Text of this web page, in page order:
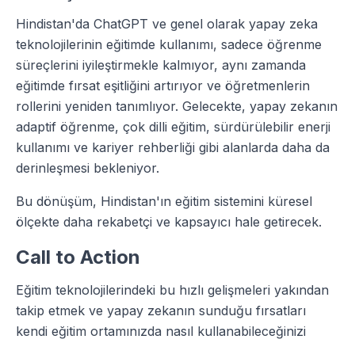
Hindistan'da ChatGPT ve genel olarak yapay zeka
teknolojilerinin eğitimde kullanımı, sadece öğrenme
süreçlerini iyileştirmekle kalmıyor, aynı zamanda
eğitimde fırsat eşitliğini artırıyor ve öğretmenlerin
rollerini yeniden tanımlıyor. Gelecekte, yapay zekanın
adaptif öğrenme, çok dilli eğitim, sürdürülebilir enerji
kullanımı ve kariyer rehberliği gibi alanlarda daha da
derinleşmesi bekleniyor.
Bu dönüşüm, Hindistan'ın eğitim sistemini küresel
ölçekte daha rekabetçi ve kapsayıcı hale getirecek.
Call to Action
Eğitim teknolojilerindeki bu hızlı gelişmeleri yakından
takip etmek ve yapay zekanın sunduğu fırsatları
kendi eğitim ortamınızda nasıl kullanabileceğinizi